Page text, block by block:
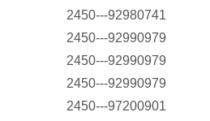
2450---92980741
2450---92990979
2450---92990979
2450---92990979
2450---97200901